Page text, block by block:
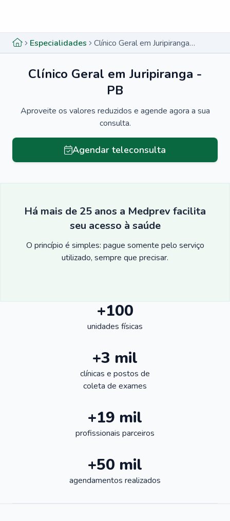
Especialidades Clínico Geral em Juripiranga - PB
Clínico Geral em Juripiranga -
PB
Aproveite os valores reduzidos e agende agora a sua
consulta.
Agendar teleconsulta
Há mais de 25 anos a Medprev facilita
seu acesso à saúde
O princípio é simples: pague somente pelo serviço
utilizado, sempre que precisar.
+100
unidades físicas
+3 mil
clínicas e postos de
coleta de exames
+19 mil
profissionais parceiros
+50 mil
agendamentos realizados